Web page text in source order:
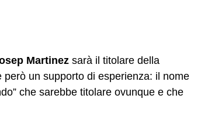
Martinez sarà il titolare della
un supporto di esperienza: il nome
che sarebbe titolare ovunque e che